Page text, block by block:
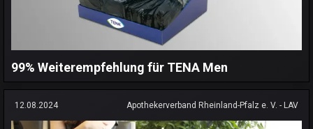
99% Weiterempfehlung für TENA Men
12.08.2024 Apothekerverband Rheinland-Pfalz e. V. - LAV